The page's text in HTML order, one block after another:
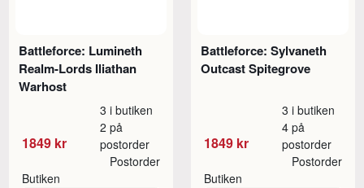
Battleforce: Lumineth
Realm-Lords Iliathan
Warhost
1849 kr
3 i butiken
2 på
postorder
Butiken
Postorder
Battleforce: Sylvaneth
Outcast Spitegrove
1849 kr
3 i butiken
4 på
postorder
Butiken
Postorder